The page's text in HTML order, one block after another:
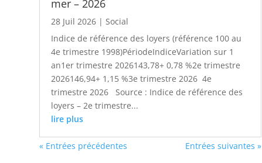
mer – 2026
28 Juil 2026 | Social
Indice de référence des loyers (référence 100 au
4e trimestre 1998)PériodeIndiceVariation sur 1
an1er trimestre 2026143,78+ 0,78 %2e trimestre
2026146,94+ 1,15 %3e trimestre 2026 4e
trimestre 2026 Source : Indice de référence des
loyers – 2e trimestre...
lire plus
« Entrées précédentes Entrées suivantes »